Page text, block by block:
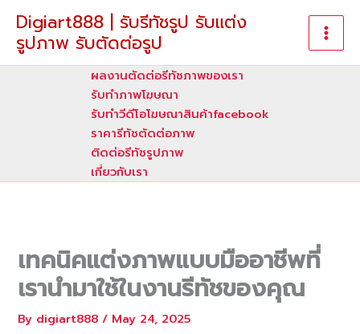
content
Digiart888 | รับรีทัชรูป รับแต่ง
รูปภาพ รับตัดต่อรูป
ผลงานตัดต่อรีทัชภาพของเรา
รับทําภาพโฆษณา
รับทำวีดีโอโฆษณาสินค้าfacebook
ราคารีทัชตัดต่อภาพ
ติดต่อรีทัชรูปภาพ
เกี่ยวกับเรา
เทคนิคแต่งภาพแบบมืออาชีพที่
เรานำมาใช้ในงานรีทัชของคุณ
By digiart888/ May 24, 2025